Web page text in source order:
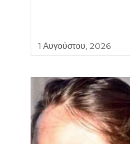
1 Αυγούστου, 2026